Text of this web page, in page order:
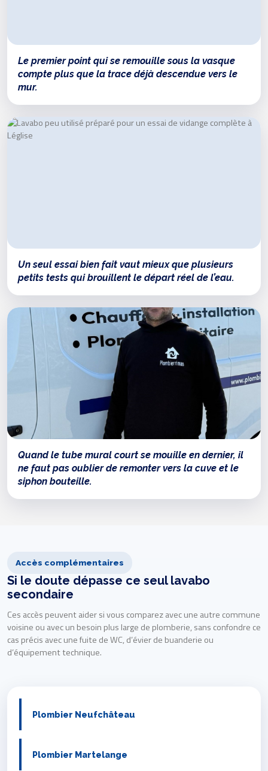
Le premier point qui se remouille sous la vasque
compte plus que la trace déjà descendue vers le
mur.
Un seul essai bien fait vaut mieux que plusieurs
petits tests qui brouillent le départ réel de l’eau.
Quand le tube mural court se mouille en dernier, il
ne faut pas oublier de remonter vers la cuve et le
siphon bouteille.
Accès complémentaires
Si le doute dépasse ce seul lavabo
secondaire
Ces accès peuvent aider si vous comparez avec une autre commune
voisine ou avec un besoin plus large de plomberie, sans confondre ce
cas précis avec une fuite de WC, d’évier de buanderie ou
d’équipement technique.
Plombier Neufchâteau
Plombier Martelange